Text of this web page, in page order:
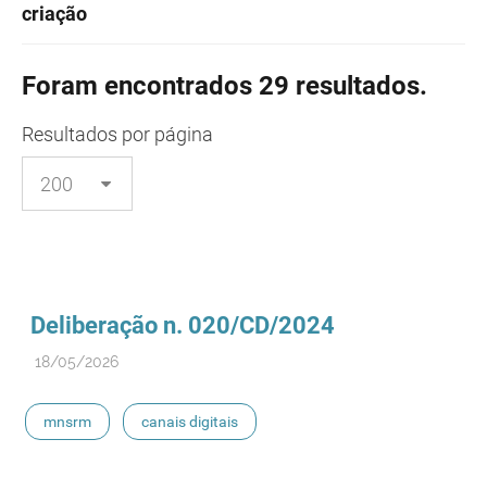
criação
Foram encontrados 29 resultados.
Resultados por página
Deliberação n. 020/CD/2024
18/05/2026
mnsrm canais digitais